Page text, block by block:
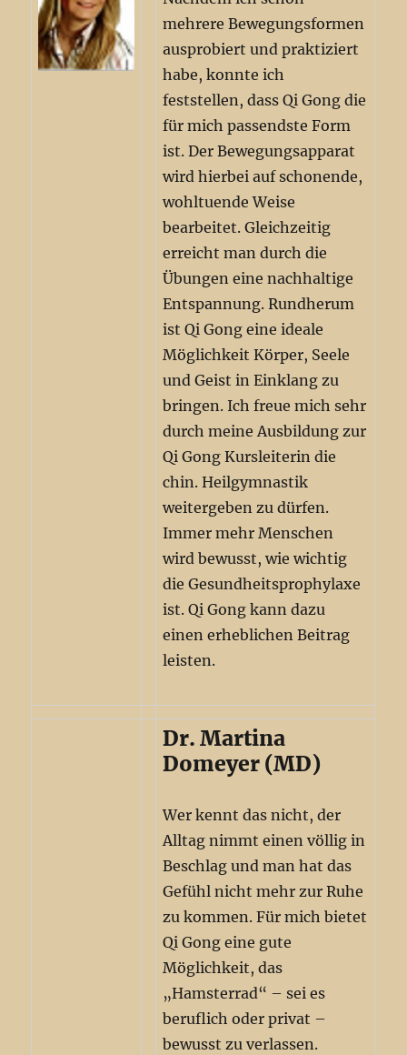
mehrere Bewegungsformen
ausprobiert und praktiziert
habe, konnte ich
feststellen, dass Qi Gong die
für mich passendste Form
ist. Der Bewegungsapparat
wird hierbei auf schonende,
wohltuende Weise
bearbeitet. Gleichzeitig
erreicht man durch die
Übungen eine nachhaltige
Entspannung. Rundherum
ist Qi Gong eine ideale
Möglichkeit Körper, Seele
und Geist in Einklang zu
bringen. Ich freue mich sehr
durch meine Ausbildung zur
Qi Gong Kursleiterin die
chin. Heilgymnastik
weitergeben zu dürfen.
Immer mehr Menschen
wird bewusst, wie wichtig
die Gesundheitsprophylaxe
ist. Qi Gong kann dazu
einen erheblichen Beitrag
leisten.
Dr. Martina
Domeyer (MD)
Wer kennt das nicht, der
Alltag nimmt einen völlig in
Beschlag und man hat das
Gefühl nicht mehr zur Ruhe
zu kommen. Für mich bietet
Qi Gong eine gute
Möglichkeit, das
„Hamsterrad“ – sei es
beruflich oder privat –
bewusst zu verlassen.